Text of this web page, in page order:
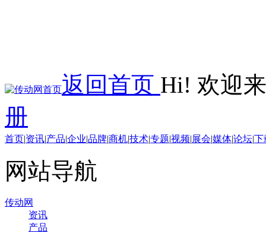
返回首页 Hi! 欢迎
册
首页|资讯|产品|企业|品牌|商机|技术|专题|视频|展会|媒体|论坛|下
网站导航
传动网
资讯
产品